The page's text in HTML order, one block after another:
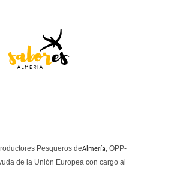
Pesqueros deAlmería, OPP-
de la Unión Europea con cargo al